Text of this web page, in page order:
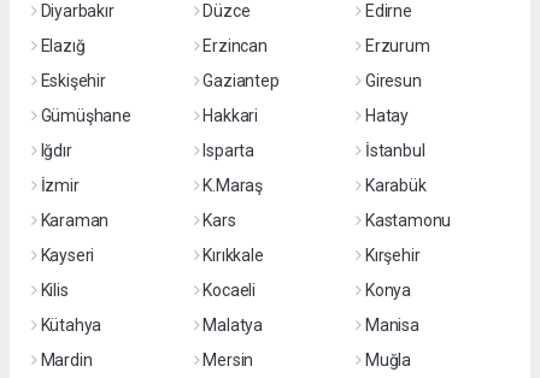
Diyarbakır
Düzce
Edirne
Elazığ
Erzincan
Erzurum
Eskişehir
Gaziantep
Giresun
Gümüşhane
Hakkari
Hatay
Iğdır
Isparta
İstanbul
İzmir
K.Maraş
Karabük
Karaman
Kars
Kastamonu
Kayseri
Kırıkkale
Kırşehir
Kilis
Kocaeli
Konya
Kütahya
Malatya
Manisa
Mardin
Mersin
Muğla